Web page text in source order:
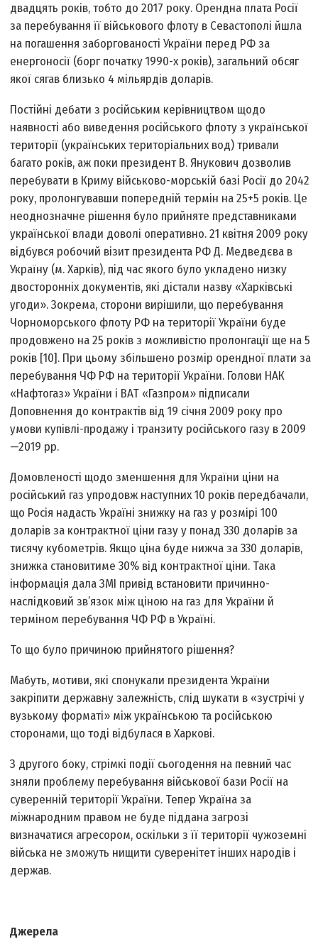
двадцять років, тобто до 2017 року. Орендна плата Росії
за перебування її військового флоту в Севастополі йшла
на погашення заборгованості України перед РФ за
енергоносії (борг початку 1990-х років), загальний обсяг
якої сягав близько 4 мільярдів доларів.
Постійні дебати з російським керівництвом щодо
наявності або виведення російського флоту з української
території (українських територіальних вод) тривали
багато років, аж поки президент В. Янукович дозволив
перебувати в Криму військово-морській базі Росії до 2042
року, пролонгувавши попередній термін на 25+5 років. Це
неоднозначне рішення було прийняте представниками
української влади доволі оперативно. 21 квітня 2009 року
відбувся робочий візит президента РФ Д. Медведєва в
Україну (м. Харків), під час якого було укладено низку
двосторонніх документів, які дістали назву «Харківські
угоди». Зокрема, сторони вирішили, що перебування
Чорноморського флоту РФ на території України буде
продовжено на 25 років з можливістю пролонгації ще на 5
років [10]. При цьому збільшено розмір орендної плати за
перебування ЧФ РФ на території України. Голови НАК
«Нафтогаз» України і ВАТ «Газпром» підписали
Доповнення до контрактів від 19 січня 2009 року про
умови купівлі-продажу і транзиту російського газу в 2009
—2019 рр.
Домовленості щодо зменшення для України ціни на
російський газ упродовж наступних 10 років передбачали,
що Росія надасть Україні знижку на газ у розмірі 100
доларів за контрактної ціни газу у понад 330 доларів за
тисячу кубометрів. Якщо ціна буде нижча за 330 доларів,
знижка становитиме 30% від контрактної ціни. Така
інформація дала ЗМІ привід встановити причинно-
наслідковий зв’язок між ціною на газ для України й
терміном перебування ЧФ РФ в Україні.
То що було причиною прийнятого рішення?
Мабуть, мотиви, які спонукали президента України
закріпити державну залежність, слід шукати в «зустрічі у
вузькому форматі» між українською та російською
сторонами, що тоді відбулася в Харкові.
З другого боку, стрімкі події сьогодення на певний час
зняли проблему перебування військової бази Росії на
суверенній території України. Тепер Україна за
міжнародним правом не буде піддана загрозі
визначатися агресором, оскільки з її території чужоземні
війська не зможуть нищити суверенітет інших народів і
держав.
Джерела